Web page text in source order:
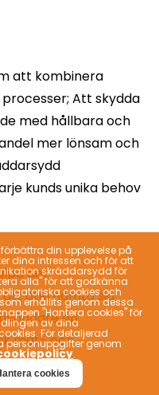
din upplevelse på
dina intressen och för att
skräddarsydd för
alla" för att godkänna
cookies och
erhållits genom dessa
"Hantera cookies" för
av dina
För detaljerad
genom
.
cookies